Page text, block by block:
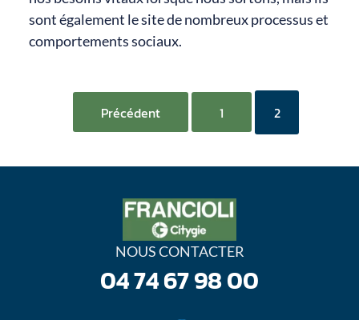
sont également le site de nombreux processus et
comportements sociaux.
Précédent 1 2
NOUS CONTACTER
04 74 67 98 00